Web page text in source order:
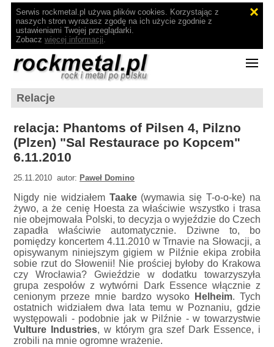
Serwis rockmetal.pl używa plików cookies. Korzystając z
naszych stron wyrażasz zgodę na ich użycie zgodnie z
ustawieniami Twojej przeglądarki.
Zobacz więcej informacji.
Relacje
relacja: Phantoms of Pilsen 4, Pilzno
(Plzen) "Sal Restaurace po Kopcem"
6.11.2010
25.11.2010 autor: Paweł Domino
Nigdy nie widziałem Taake(wymawia się T-o-o-ke) na
żywo, a że cenię Hoesta za właściwie wszystko i trasa
nie obejmowała Polski, to decyzja o wyjeździe do Czech
zapadła właściwie automatycznie. Dziwne to, bo
pomiędzy koncertem 4.11.2010 w Trnavie na Słowacji, a
opisywanym niniejszym gigiem w Pilźnie ekipa zrobiła
sobie rzut do Słowenii! Nie prościej byłoby do Krakowa
czy Wrocławia? Gwieździe w dodatku towarzyszyła
grupa zespołów z wytwórni Dark Essence włącznie z
cenionym przeze mnie bardzo wysoko
Helheim. Tych
ostatnich widziałem dwa lata temu w Poznaniu, gdzie
występowali - podobnie jak w Pilźnie - w towarzystwie
Vulture Industries, w którym gra szef Dark Essence, i
zrobili na mnie ogromne wrażenie.